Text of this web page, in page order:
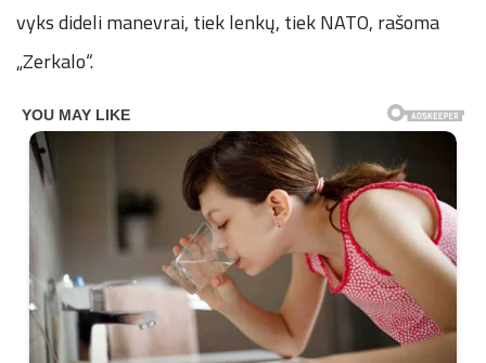
vyks dideli manevrai, tiek lenkų, tiek NATO, rašoma
„Zerkalo“.